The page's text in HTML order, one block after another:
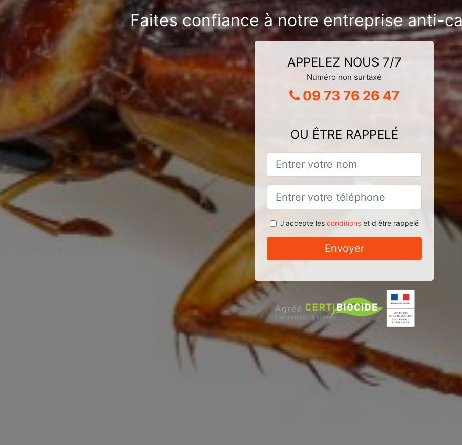
Faites confiance à notre entreprise anti-
APPELEZ NOUS 7/7
Numéro non surtaxé
09 73 76 26 47
OU ÊTRE RAPPELÉ
J'accepte les conditionset d'être rappelé
Envoyer